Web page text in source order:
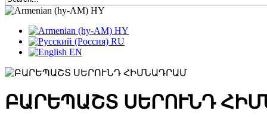
HY
HY
RU
EN
ԲԱՐԵՊԱՇՏ ՍԵՐՈՒՆԴ